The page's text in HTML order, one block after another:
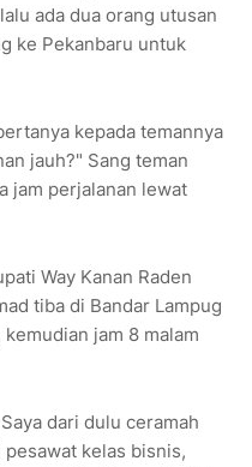
ada dua orang utusan
ke Pekanbaru untuk
kepada temannya
jauh?" Sang teman
jam perjalanan lewat
Way Kanan Raden
tiba di Bandar Lampug
jam 8 malam
dari dulu ceramah
kelas bisnis,